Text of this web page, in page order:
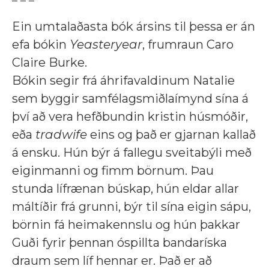
Ein umtalaðasta bók ársins til þessa er án
efa bókin Yeasteryear, frumraun Caro
Claire Burke.
Bókin segir frá áhrifavaldinum Natalie
sem byggir samfélagsmiðlaímynd sína á
því að vera hefðbundin kristin húsmóðir,
eða tradwife eins og það er gjarnan kallað
á ensku. Hún býr á fallegu sveitabýli með
eiginmanni og fimm börnum. Þau
stunda lífrænan búskap, hún eldar allar
máltíðir frá grunni, býr til sína eigin sápu,
börnin fá heimakennslu og hún þakkar
Guði fyrir þennan óspillta bandaríska
draum sem líf hennar er. Það er að